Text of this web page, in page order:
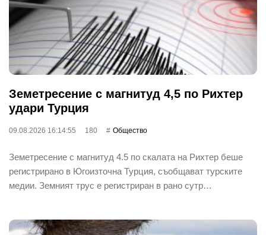
Земетресение с магнитуд 4,5 по Рихтер
удари Турция
09.08.2026 16:14:55 180 Общество
Земетресение с магнитуд 4.5 по скалата на Рихтер беше
регистрирано в Югоизточна Турция, съобщават турските
медии. Земният трус е регистриран в рано сутр…